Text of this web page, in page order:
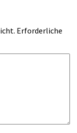
Erforderliche